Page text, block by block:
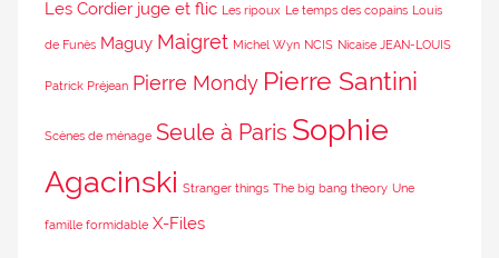
Les Cordier juge et flic Les ripoux Le temps des copains Louis
de Funès Maguy Maigret Michel Wyn NCIS Nicaise JEAN-LOUIS
Patrick Préjean Pierre Mondy Pierre Santini
Scènes de ménage Seule à Paris Sophie
Agacinski Stranger things The big bang theory Une
famille formidable X-Files